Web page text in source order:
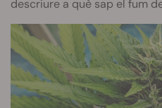
descriure a què sap el fum